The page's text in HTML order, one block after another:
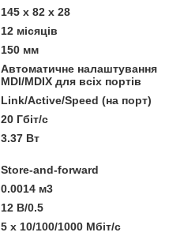
145 x 82 x 28
12 місяців
150 мм
Автоматичне налаштування
MDI/MDIX для всіх портів
Link/Active/Speed (на порт)
20 Гбіт/с
3.37 Вт
Store-and-forward
0.0014 м3
12 В/0.5
5 x 10/100/1000 Мбіт/с